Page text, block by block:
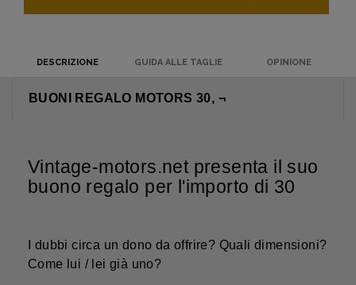
DESCRIZIONE GUIDA ALLE TAGLIE OPINIONE
BUONI REGALO MOTORS 30, ¬
Vintage-motors.net presenta il suo
buono regalo per l'importo di 30
I dubbi circa un dono da offrire? Quali dimensioni?
Come lui / lei già uno?